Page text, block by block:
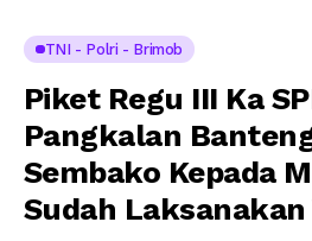
TNI - Polri - Brimob
Piket Regu III Ka
Pangkalan
Sembako Kepada
Sudah Laksanakan